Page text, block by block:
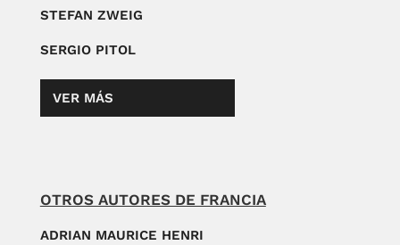
STEFAN ZWEIG
SERGIO PITOL
VER MÁS
OTROS AUTORES DE FRANCIA
ADRIAN MAURICE HENRI